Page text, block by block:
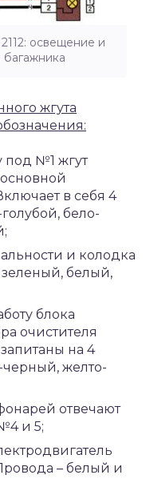
освещение и
жгута
под №1 жгут
в себя 4
бело-
и колодка
белый,
блока
очистителя
на 4
желто-
отвечают
и 5;
– белый и